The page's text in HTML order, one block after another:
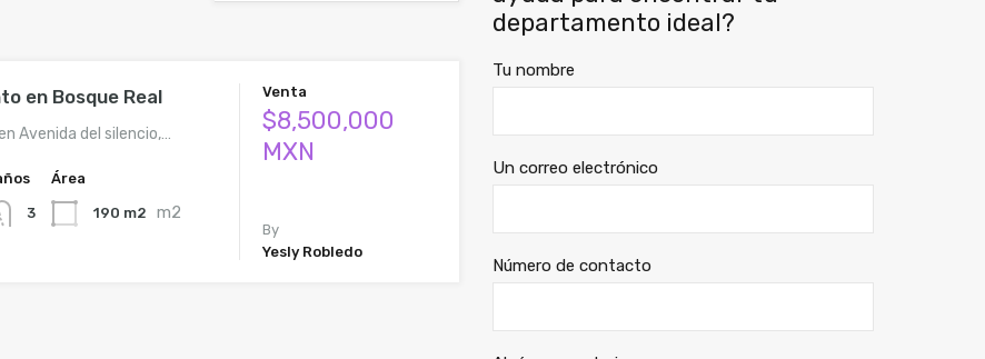
en Bosque Real
Avenida del silencio,…
3
Área
190 m2 m2
Venta
$8,500,000
MXN
By
Yesly Robledo
departamento ideal?
Tu nombre
Un correo electrónico
Número de contacto